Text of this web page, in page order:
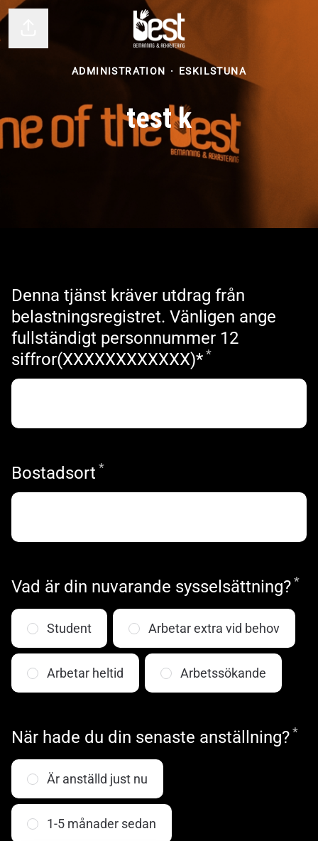
ADMINISTRATION · ESKILSTUNA
test k
Denna tjänst kräver utdrag från
belastningsregistret. Vänligen ange
fullständigt personnummer 12
siffror(XXXXXXXXXXXX)**Obligatoriskt
Bostadsort *Obligatoriskt
Vad är din nuvarande sysselsättning?*
Student Arbetar extra vid behov
Arbetar heltid Arbetssökande
När hade du din senaste anställning?*
Är anställd just nu
1-5 månader sedan